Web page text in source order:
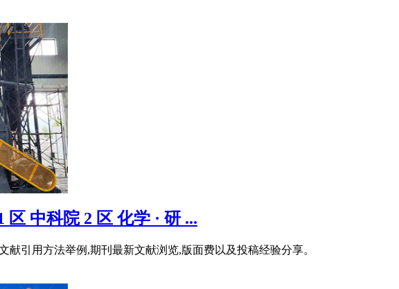
中科院 2 区 化学 · 研 ...
献引用方法举例,期刊最新文献浏览,版面费以及投稿经验分享。